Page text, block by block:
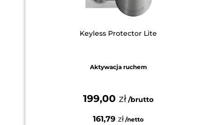
Keyless Protector Lite
Aktywacja ruchem
199,00 zł
161,79 zł